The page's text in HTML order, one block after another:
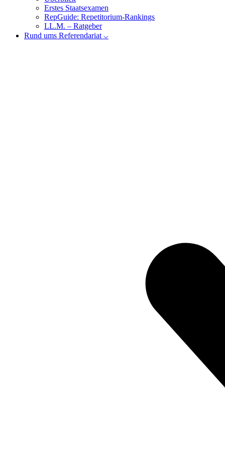
Erstes Staatsexamen
RepGuide: Repetitorium-Rankings
LL.M. – Ratgeber
Rund ums Referendariat ⌵